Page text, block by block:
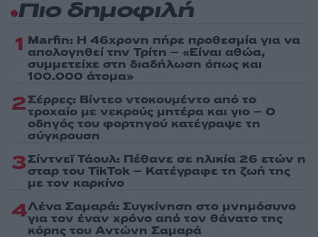
Πιο δημοφιλή
1 Marfin: Η 46χρονη πήρε προθεσμία για να
απολογηθεί την Τρίτη – «Είναι αθώα,
συμμετείχε στη διαδήλωση όπως και
100.000 άτομα»
2Σέρρες: Βίντεο ντοκουμέντο από το
τροχαίο με νεκρούς μητέρα και γιο – Ο
οδηγός του φορτηγού κατέγραψε τη
σύγκρουση
3Σίντνεϊ Τάουλ: Πέθανε σε ηλικία 26 ετών η
σταρ του TikTok – Kατέγραφε τη ζωή της
με τον καρκίνο
4Λένα Σαμαρά: Συγκίνηση στο μνημόσυνο
για τον έναν χρόνο από τον θάνατο της
κόρης του Αντώνη Σαμαρά